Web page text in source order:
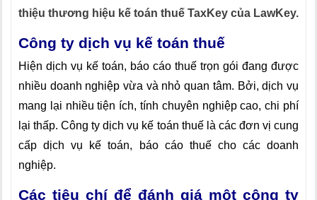
thiệu thương hiệu kế toán thuế TaxKey của LawKey.
Công ty dịch vụ kế toán thuế
Hiện dịch vụ kế toán, báo cáo thuế trọn gói đang được
nhiều doanh nghiệp vừa và nhỏ quan tâm. Bởi, dịch vụ
mang lại nhiều tiện ích, tính chuyên nghiệp cao, chi phí
lại thấp. Công ty dịch vụ kế toán thuế là các đơn vị cung
cấp dịch vụ kế toán, báo cáo thuế cho các doanh
nghiệp.
Các tiêu chí để đánh giá một công ty